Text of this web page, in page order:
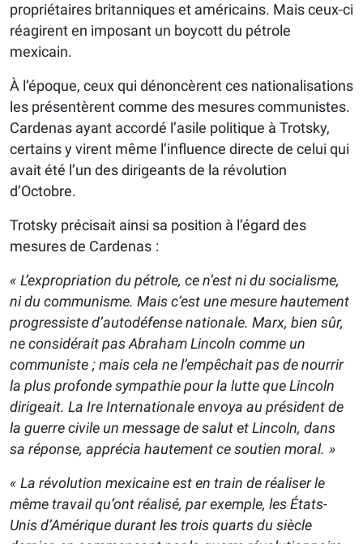
propriétaires britanniques et américains. Mais ceux-ci
réagirent en imposant un boycott du pétrole
mexicain.
À l’époque, ceux qui dénoncèrent ces nationalisations
les présentèrent comme des mesures communistes.
Cardenas ayant accordé l’asile politique à Trotsky,
certains y virent même l’influence directe de celui qui
avait été l’un des dirigeants de la révolution
d’Octobre.
Trotsky précisait ainsi sa position à l’égard des
mesures de Cardenas :
« L’expropriation du pétrole, ce n’est ni du socialisme,
ni du communisme. Mais c’est une mesure hautement
progressiste d’autodéfense nationale. Marx, bien sûr,
ne considérait pas Abraham Lincoln comme un
communiste ; mais cela ne l’empêchait pas de nourrir
la plus profonde sympathie pour la lutte que Lincoln
dirigeait. La IreInternationale envoya au président de
la guerre civile un message de salut et Lincoln, dans
sa réponse, apprécia hautement ce soutien moral. »
« La révolution mexicaine est en train de réaliser le
même travail qu’ont réalisé, par exemple, les États-
Unis d’Amérique durant les trois quarts du siècle